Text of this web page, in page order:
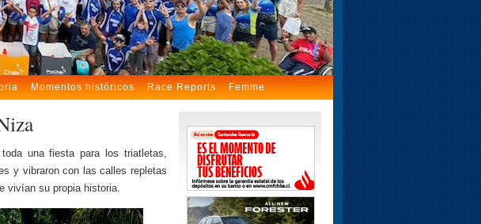
Momentos históricos Race Reports Femme
una fiesta para los triatletas,
y vibraron con las calles repletas
vivían su propia historia.